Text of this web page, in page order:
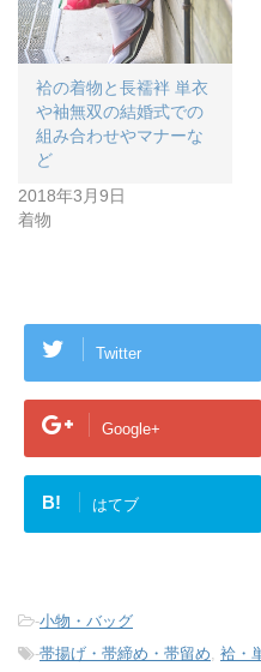
袷の着物と長襦袢 単衣
や袖無双の結婚式での
組み合わせやマナーな
ど
2018年3月9日
着物
Twitter
Google+
B! はてブ
-小物・バッグ
-帯揚げ・帯締め・帯留め, 袷・